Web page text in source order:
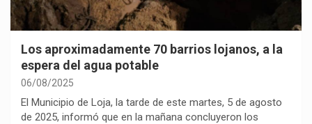
Los aproximadamente 70 barrios lojanos, a la
espera del agua potable
06/08/2025
El Municipio de Loja, la tarde de este martes, 5 de agosto
de 2025, informó que en la mañana concluyeron los